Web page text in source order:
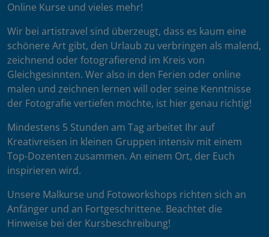
Online Kurse und vieles mehr!
Wir bei artistravel sind überzeugt, dass es kaum eine
schönere Art gibt, den Urlaub zu verbringen als malend,
zeichnend oder fotografierend im Kreis von
Gleichgesinnten. Wer also in den Ferien oder online
malen und zeichnen lernen will oder seine Kenntnisse
der Fotografie vertiefen möchte, ist hier genau richtig!
Mindestens 5 Stunden am Tag arbeitet Ihr auf
Kreativreisen in kleinen Gruppen intensiv mit einem
Top-Dozenten zusammen. An einem Ort, der Euch
inspirieren wird.
Unsere Malkurse und Fotoworkshops richten sich an
Anfänger und an Fortgeschrittene. Beachtet die
Hinweise bei der Kursbeschreibung!